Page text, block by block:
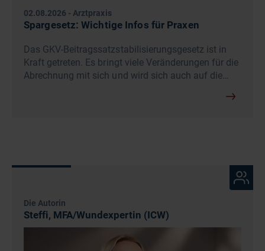
02.08.2026 - Arztpraxis
Spargesetz: Wichtige Infos für Praxen
Das GKV-Beitragssatzstabilisierungsgesetz ist in
Kraft getreten. Es bringt viele Veränderungen für die
Abrechnung mit sich und wird sich auch auf die…
Die Autorin
Steffi, MFA/Wundexpertin (ICW)